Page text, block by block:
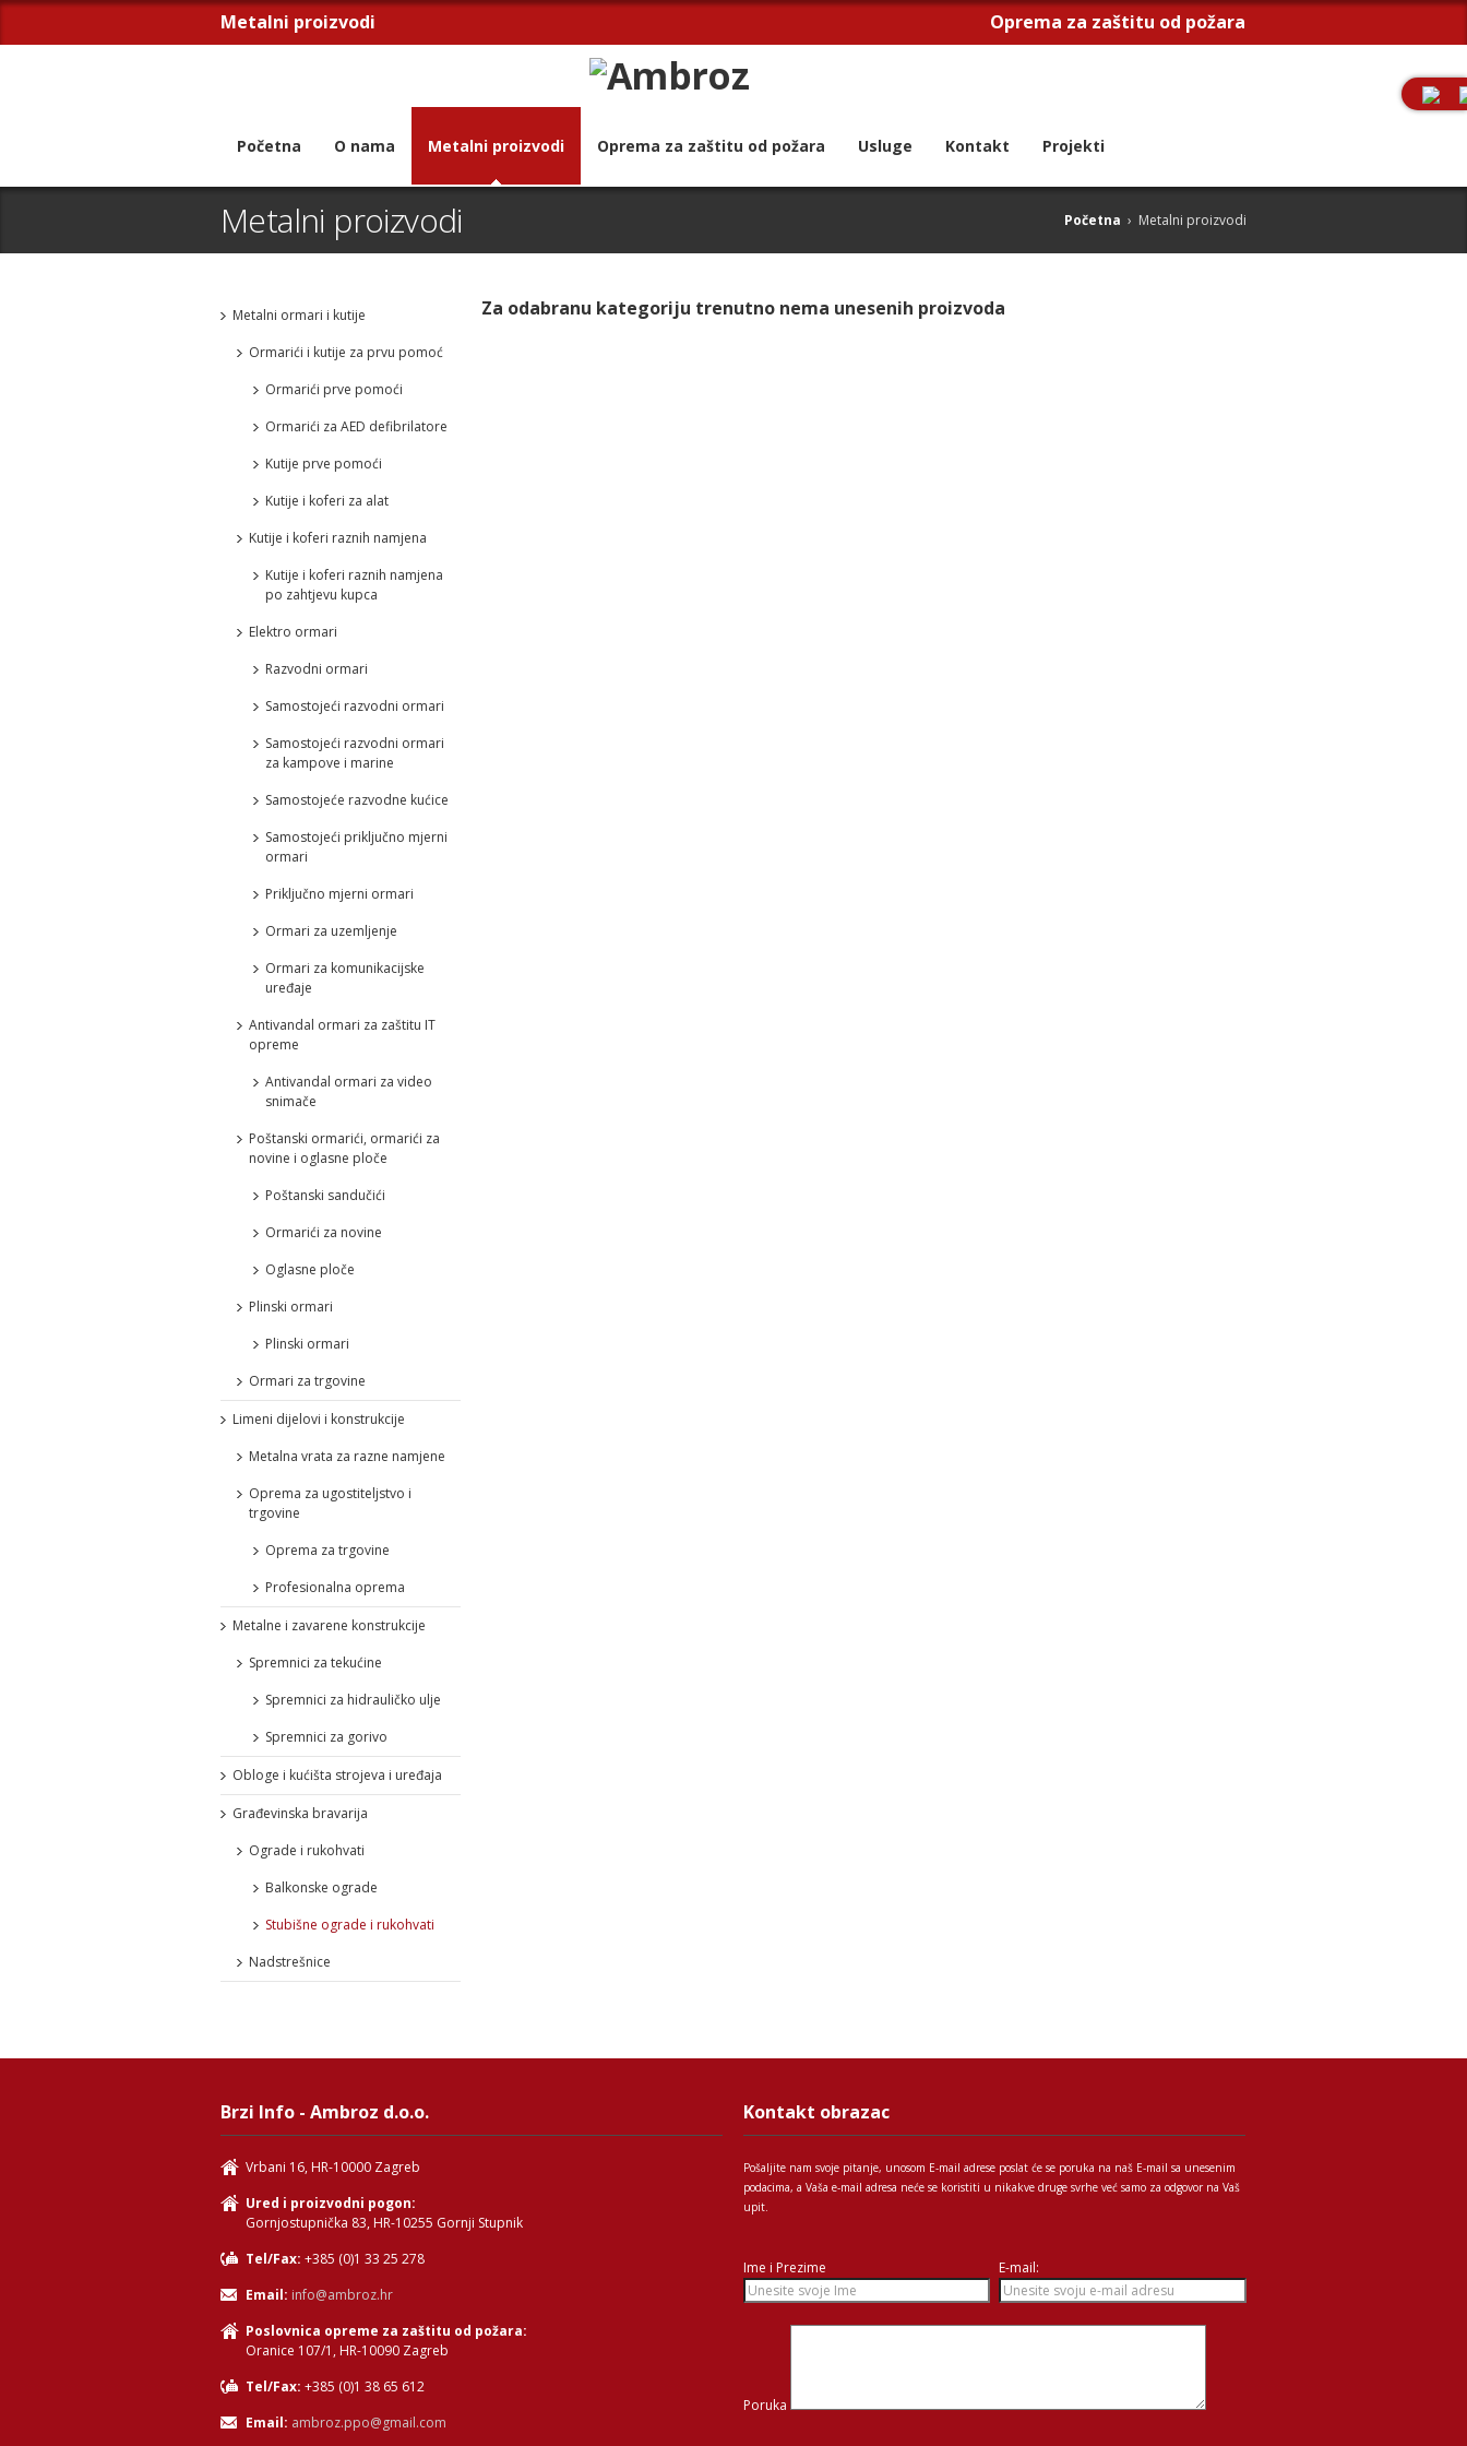
Metalni proizvodi Oprema za zaštitu od požara
Početna O nama Metalni proizvodi Oprema za zaštitu od požara Usluge Kontakt Projekti
Metalni proizvodi Početna › Metalni proizvodi
Metalni ormari i kutije
Ormarići i kutije za prvu pomoć
Ormarići prve pomoći
Ormarići za AED defibrilatore
Kutije prve pomoći
Kutije i koferi za alat
Kutije i koferi raznih namjena
Kutije i koferi raznih namjena
po zahtjevu kupca
Elektro ormari
Razvodni ormari
Samostojeći razvodni ormari
Samostojeći razvodni ormari
za kampove i marine
Samostojeće razvodne kućice
Samostojeći priključno mjerni
ormari
Priključno mjerni ormari
Ormari za uzemljenje
Ormari za komunikacijske
uređaje
Antivandal ormari za zaštitu IT
opreme
Antivandal ormari za video
snimače
Poštanski ormarići, ormarići za
novine i oglasne ploče
Poštanski sandučići
Ormarići za novine
Oglasne ploče
Plinski ormari
Plinski ormari
Ormari za trgovine
Limeni dijelovi i konstrukcije
Metalna vrata za razne namjene
Oprema za ugostiteljstvo i
trgovine
Oprema za trgovine
Profesionalna oprema
Metalne i zavarene konstrukcije
Spremnici za tekućine
Spremnici za hidrauličko ulje
Spremnici za gorivo
Obloge i kućišta strojeva i uređaja
Građevinska bravarija
Ograde i rukohvati
Balkonske ograde
Stubišne ograde i rukohvati
Nadstrešnice
Za odabranu kategoriju trenutno nema unesenih proizvoda
Brzi Info - Ambroz d.o.o.
Vrbani 16, HR-10000 Zagreb
Ured i proizvodni pogon:
Gornjostupnička 83, HR-10255 Gornji Stupnik
Tel/Fax: +385 (0)1 33 25 278
Email: info@ambroz.hr
Poslovnica opreme za zaštitu od požara:
Oranice 107/1, HR-10090 Zagreb
Tel/Fax: +385 (0)1 38 65 612
Email: ambroz.ppo@gmail.com
Kontakt obrazac
Pošaljite nam svoje pitanje, unosom E-mail adrese poslat će se poruka na naš E-mail sa unesenim
podacima, a Vaša e-mail adresa neće se koristiti u nikakve druge svrhe već samo za odgovor na Vaš
upit.
Ime i Prezime E-mail:
Poruka